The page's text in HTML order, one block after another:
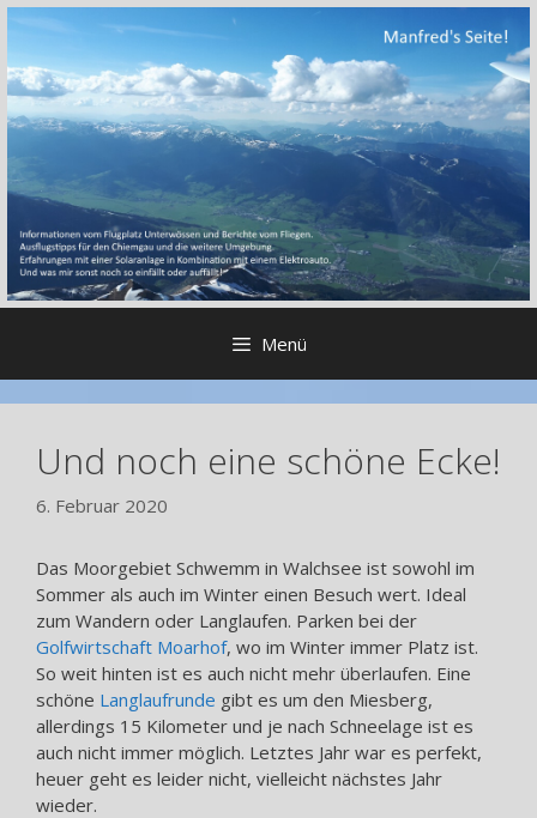
Zum
springen
Menü
Und noch eine schöne Ecke!
6. Februar 2020
Das Moorgebiet Schwemm in Walchsee ist sowohl im
Sommer als auch im Winter einen Besuch wert. Ideal
zum Wandern oder Langlaufen. Parken bei der
Golfwirtschaft Moarhof, wo im Winter immer Platz ist.
So weit hinten ist es auch nicht mehr überlaufen. Eine
schöne Langlaufrunde gibt es um den Miesberg,
allerdings 15 Kilometer und je nach Schneelage ist es
auch nicht immer möglich. Letztes Jahr war es perfekt,
heuer geht es leider nicht, vielleicht nächstes Jahr
wieder.